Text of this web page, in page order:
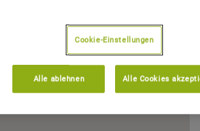
Cookie-Einstellungen
Alle ablehnen Alle Cookies